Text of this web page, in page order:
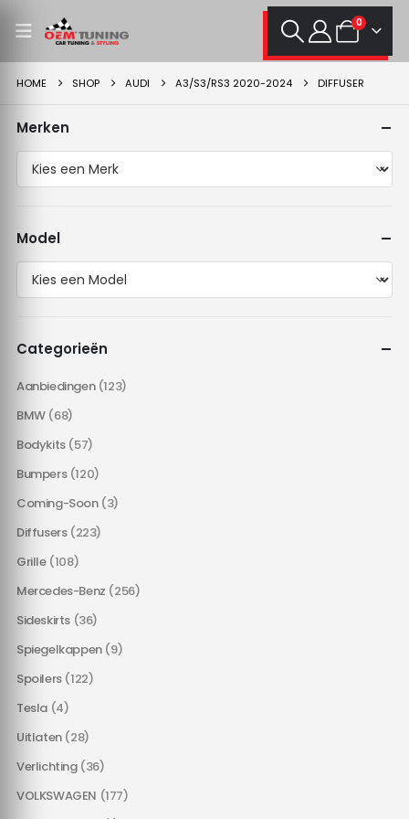
0
HOME SHOP AUDI A3/S3/RS3 2020-2024 DIFFUSER
Merken
Model
Categorieën
Aanbiedingen (123)
BMW (68)
Bodykits (57)
Bumpers (120)
Coming-Soon (3)
Diffusers (223)
Grille (108)
Mercedes-Benz (256)
Sideskirts (36)
Spiegelkappen (9)
Spoilers (122)
Tesla (4)
Uitlaten (28)
Verlichting (36)
VOLKSWAGEN (177)